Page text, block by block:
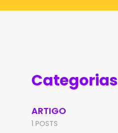
Categorias
ARTIGO
1 POSTS